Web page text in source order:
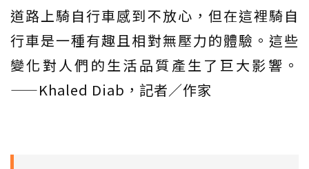
道路上騎自行車感到不放心，但在這裡騎自
行車是一種有趣且相對無壓力的體驗。這些
變化對人們的生活品質產生了巨大影響。
——Khaled Diab，記者／作家